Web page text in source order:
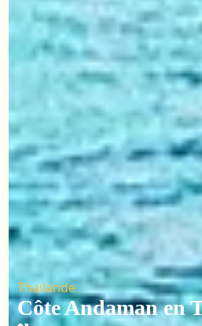
Thaïlande
Côte Andaman en